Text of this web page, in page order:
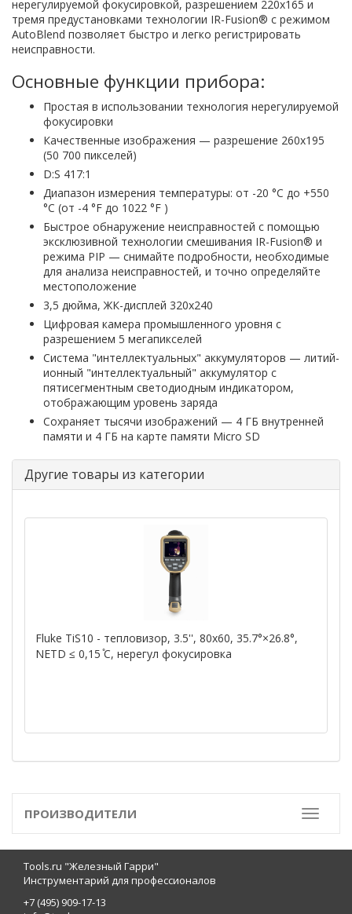
нерегулируемой фокусировкой, разрешением 220x165 и
тремя предустановками технологии IR-Fusion® с режимом
AutoBlend позволяет быстро и легко регистрировать
неисправности.
Основные функции прибора:
Простая в использовании технология нерегулируемой
фокусировки
Качественные изображения — разрешение 260x195
(50 700 пикселей)
D:S 417:1
Диапазон измерения температуры: от -20 °C до +550
°C (от -4 °F до 1022 °F )
Быстрое обнаружение неисправностей с помощью
эксклюзивной технологии смешивания IR-Fusion® и
режима PIP — снимайте подробности, необходимые
для анализа неисправностей, и точно определяйте
местоположение
3,5 дюйма, ЖК-дисплей 320x240
Цифровая камера промышленного уровня с
разрешением 5 мегапикселей
Система "интеллектуальных" аккумуляторов — литий-
ионный "интеллектуальный" аккумулятор с
пятисегментным светодиодным индикатором,
отображающим уровень заряда
Сохраняет тысячи изображений — 4 ГБ внутренней
памяти и 4 ГБ на карте памяти Micro SD
Другие товары из категории
Fluke TiS10 - тепловизор, 3.5'', 80x60, 35.7°×26.8°,
NETD ≤ 0,15 ̊C, нерегул фокусировка
Toggle
ПРОИЗВОДИТЕЛИ
Tools.ru "Железный Гарри"
Инструментарий для профессионалов
+7 (495) 909-17-13